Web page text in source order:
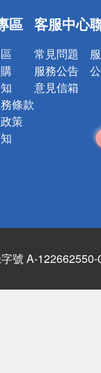
頁！請小心！
區
條款
策
客服中心
常見問題
服務公告
意見信箱
號 A-